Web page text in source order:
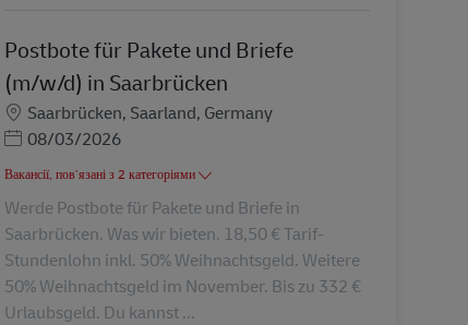
Postbote für Pakete und Briefe
(m/w/d) in Saarbrücken
Місцезнаходження
Saarbrücken, Saarland, Germany
Posted Date
08/03/2026
Вакансії, пов’язані з 2 категоріями
Werde Postbote für Pakete und Briefe in
Saarbrücken. Was wir bieten. 18,50 € Tarif-
Stundenlohn inkl. 50% Weihnachtsgeld. Weitere
50% Weihnachtsgeld im November. Bis zu 332 €
Urlaubsgeld. Du kannst ...